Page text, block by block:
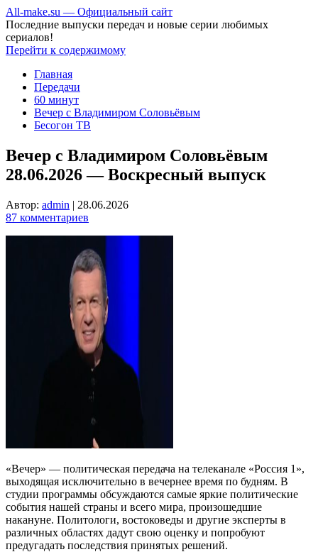
All-make.su — Официальный сайт
Последние выпуски передач и новые серии любимых
сериалов!
Перейти к содержимому
Главная
Передачи
60 минут
Вечер с Владимиром Соловьёвым
Бесогон ТВ
Вечер с Владимиром Соловьёвым
28.06.2026 — Воскресный выпуск
Автор: admin | 28.06.2026
87 комментариев
«Вечер» — политическая передача на телеканале «Россия 1»,
выходящая исключительно в вечернее время по будням. В
студии программы обсуждаются самые яркие политические
события нашей страны и всего мира, произошедшие
накануне. Политологи, востоковеды и другие эксперты в
различных областях дадут свою оценку и попробуют
предугадать последствия принятых решений.